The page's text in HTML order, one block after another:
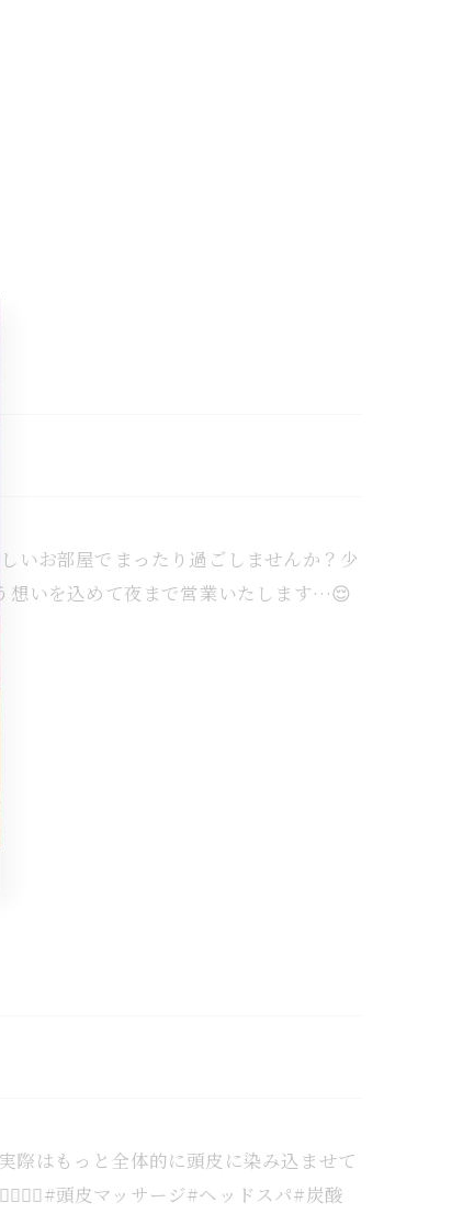
いお部屋でまったり過ごしませんか？少
想いを込めて夜まで営業いたします…😌⁡
際はもっと全体的に頭皮に染み込ませて
頭皮マッサージ#ヘッドスパ#炭酸